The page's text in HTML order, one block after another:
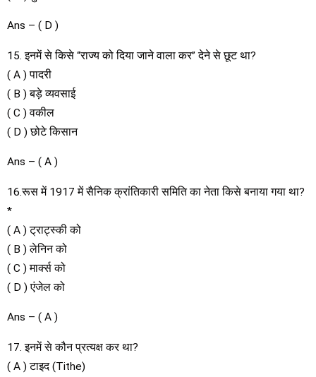
Ans – ( D )
15. इनमें से किसे “राज्य को दिया जाने वाला कर” देने से छूट था?
( A ) पादरी
( B ) बड़े व्यवसाई
( C ) वकील
( D ) छोटे किसान
Ans – ( A )
16.रूस में 1917 में सैनिक क्रांतिकारी समिति का नेता किसे बनाया गया था?
*
( A ) ट्राट्स्की को
( B ) लेनिन को
( C ) मार्क्स को
( D ) एंजेल को
Ans – ( A )
17. इनमें से कौन प्रत्यक्ष कर था?
( A ) टाइद (Tithe)